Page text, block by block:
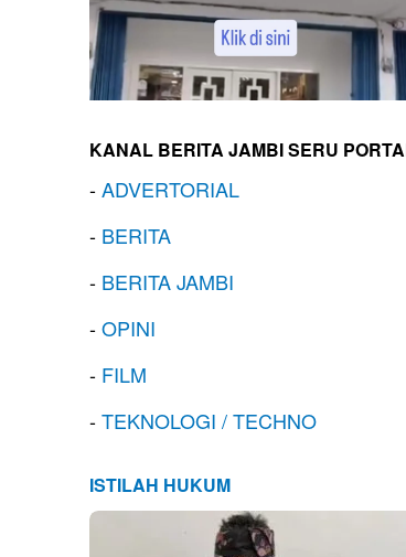
KANAL BERITA JAMBI SERU
-ADVERTORIAL
- BERITA
- BERITA JAMBI
-OPINI
- FILM
-TEKNOLOGI / TECHNO
ISTILAH HUKUM